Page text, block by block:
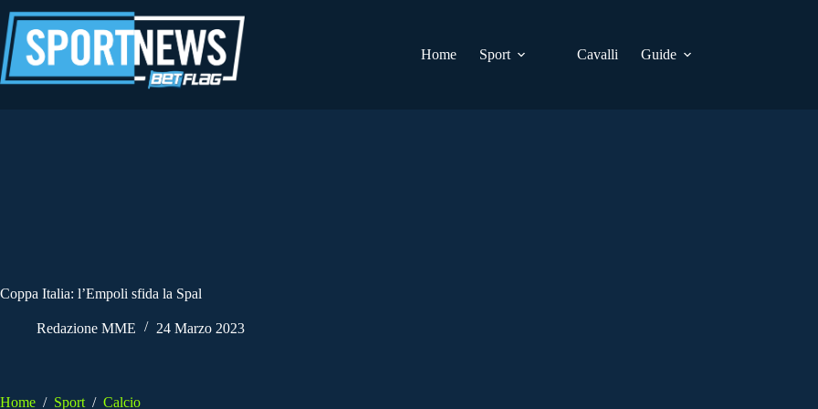
al
contenuto
Home
Sport Cavalli Guide
Coppa Italia: l’Empoli sfida la Spal
Redazione MME 24 Marzo 2023
Home / Sport / Calcio